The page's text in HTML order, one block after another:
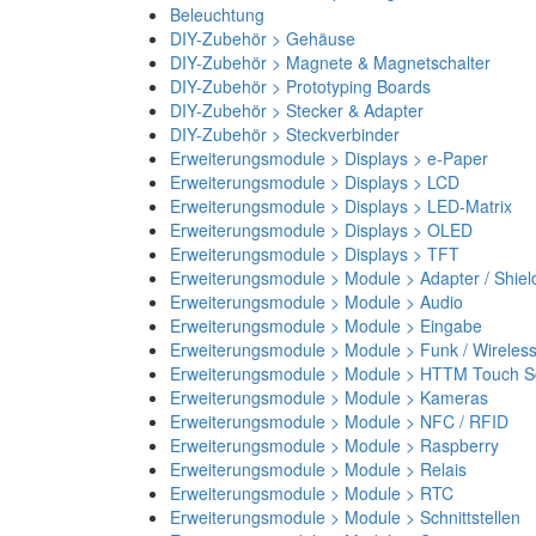
Beleuchtung
DIY-Zubehör > Gehäuse
DIY-Zubehör > Magnete & Magnetschalter
DIY-Zubehör > Prototyping Boards
DIY-Zubehör > Stecker & Adapter
DIY-Zubehör > Steckverbinder
Erweiterungsmodule > Displays > e-Paper
Erweiterungsmodule > Displays > LCD
Erweiterungsmodule > Displays > LED-Matrix
Erweiterungsmodule > Displays > OLED
Erweiterungsmodule > Displays > TFT
Erweiterungsmodule > Module > Adapter /
Erweiterungsmodule > Module > Audio
Erweiterungsmodule > Module > Eingabe
Erweiterungsmodule > Module > Funk / Wireless
Erweiterungsmodule > Module > HTTM Touch
Erweiterungsmodule > Module > Kameras
Erweiterungsmodule > Module > NFC / RFID
Erweiterungsmodule > Module > Raspberry
Erweiterungsmodule > Module > Relais
Erweiterungsmodule > Module > RTC
Erweiterungsmodule > Module > Schnittstellen